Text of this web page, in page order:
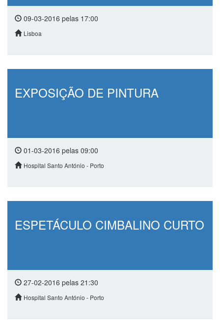
09-03-2016 pelas 17:00
Lisboa
EXPOSIÇÃO DE PINTURA
01-03-2016 pelas 09:00
Hospital Santo António - Porto
ESPETÁCULO CIMBALINO CURTO
27-02-2016 pelas 21:30
Hospital Santo António - Porto